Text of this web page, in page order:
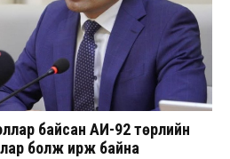
байсан АИ-92 төрлийн
болж ирж байна